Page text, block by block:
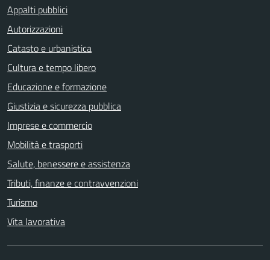
Appalti pubblici
Autorizzazioni
Catasto e urbanistica
Cultura e tempo libero
Educazione e formazione
Giustizia e sicurezza pubblica
Imprese e commercio
Mobilità e trasporti
Salute, benessere e assistenza
Tributi, finanze e contravvenzioni
Turismo
Vita lavorativa